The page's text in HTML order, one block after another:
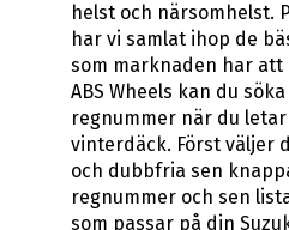
helst och närsomhelst.
har vi samlat ihop de
som marknaden har att
ABS Wheels kan du
regnummer när du
vinterdäck. Först väljer
och dubbfria sen
regnummer och sen
som passar på din